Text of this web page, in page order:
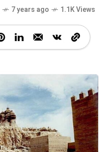
7 years ago 1.1K Views